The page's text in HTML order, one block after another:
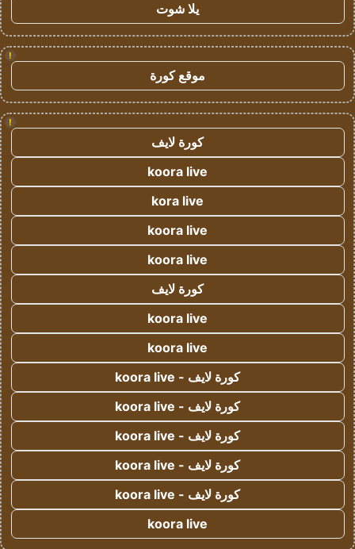
يلا شوت
!
موقع كورة
!
كورة لايف
koora live
kora live
koora live
koora live
كورة لايف
koora live
koora live
كورة لايف - koora live
كورة لايف - koora live
كورة لايف - koora live
كورة لايف - koora live
كورة لايف - koora live
koora live